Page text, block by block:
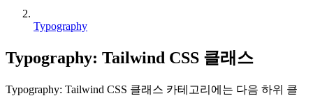
Typography
Typography: Tailwind CSS 클래스
Typography: Tailwind CSS 클래스 카테고리에는 다음 하위 클